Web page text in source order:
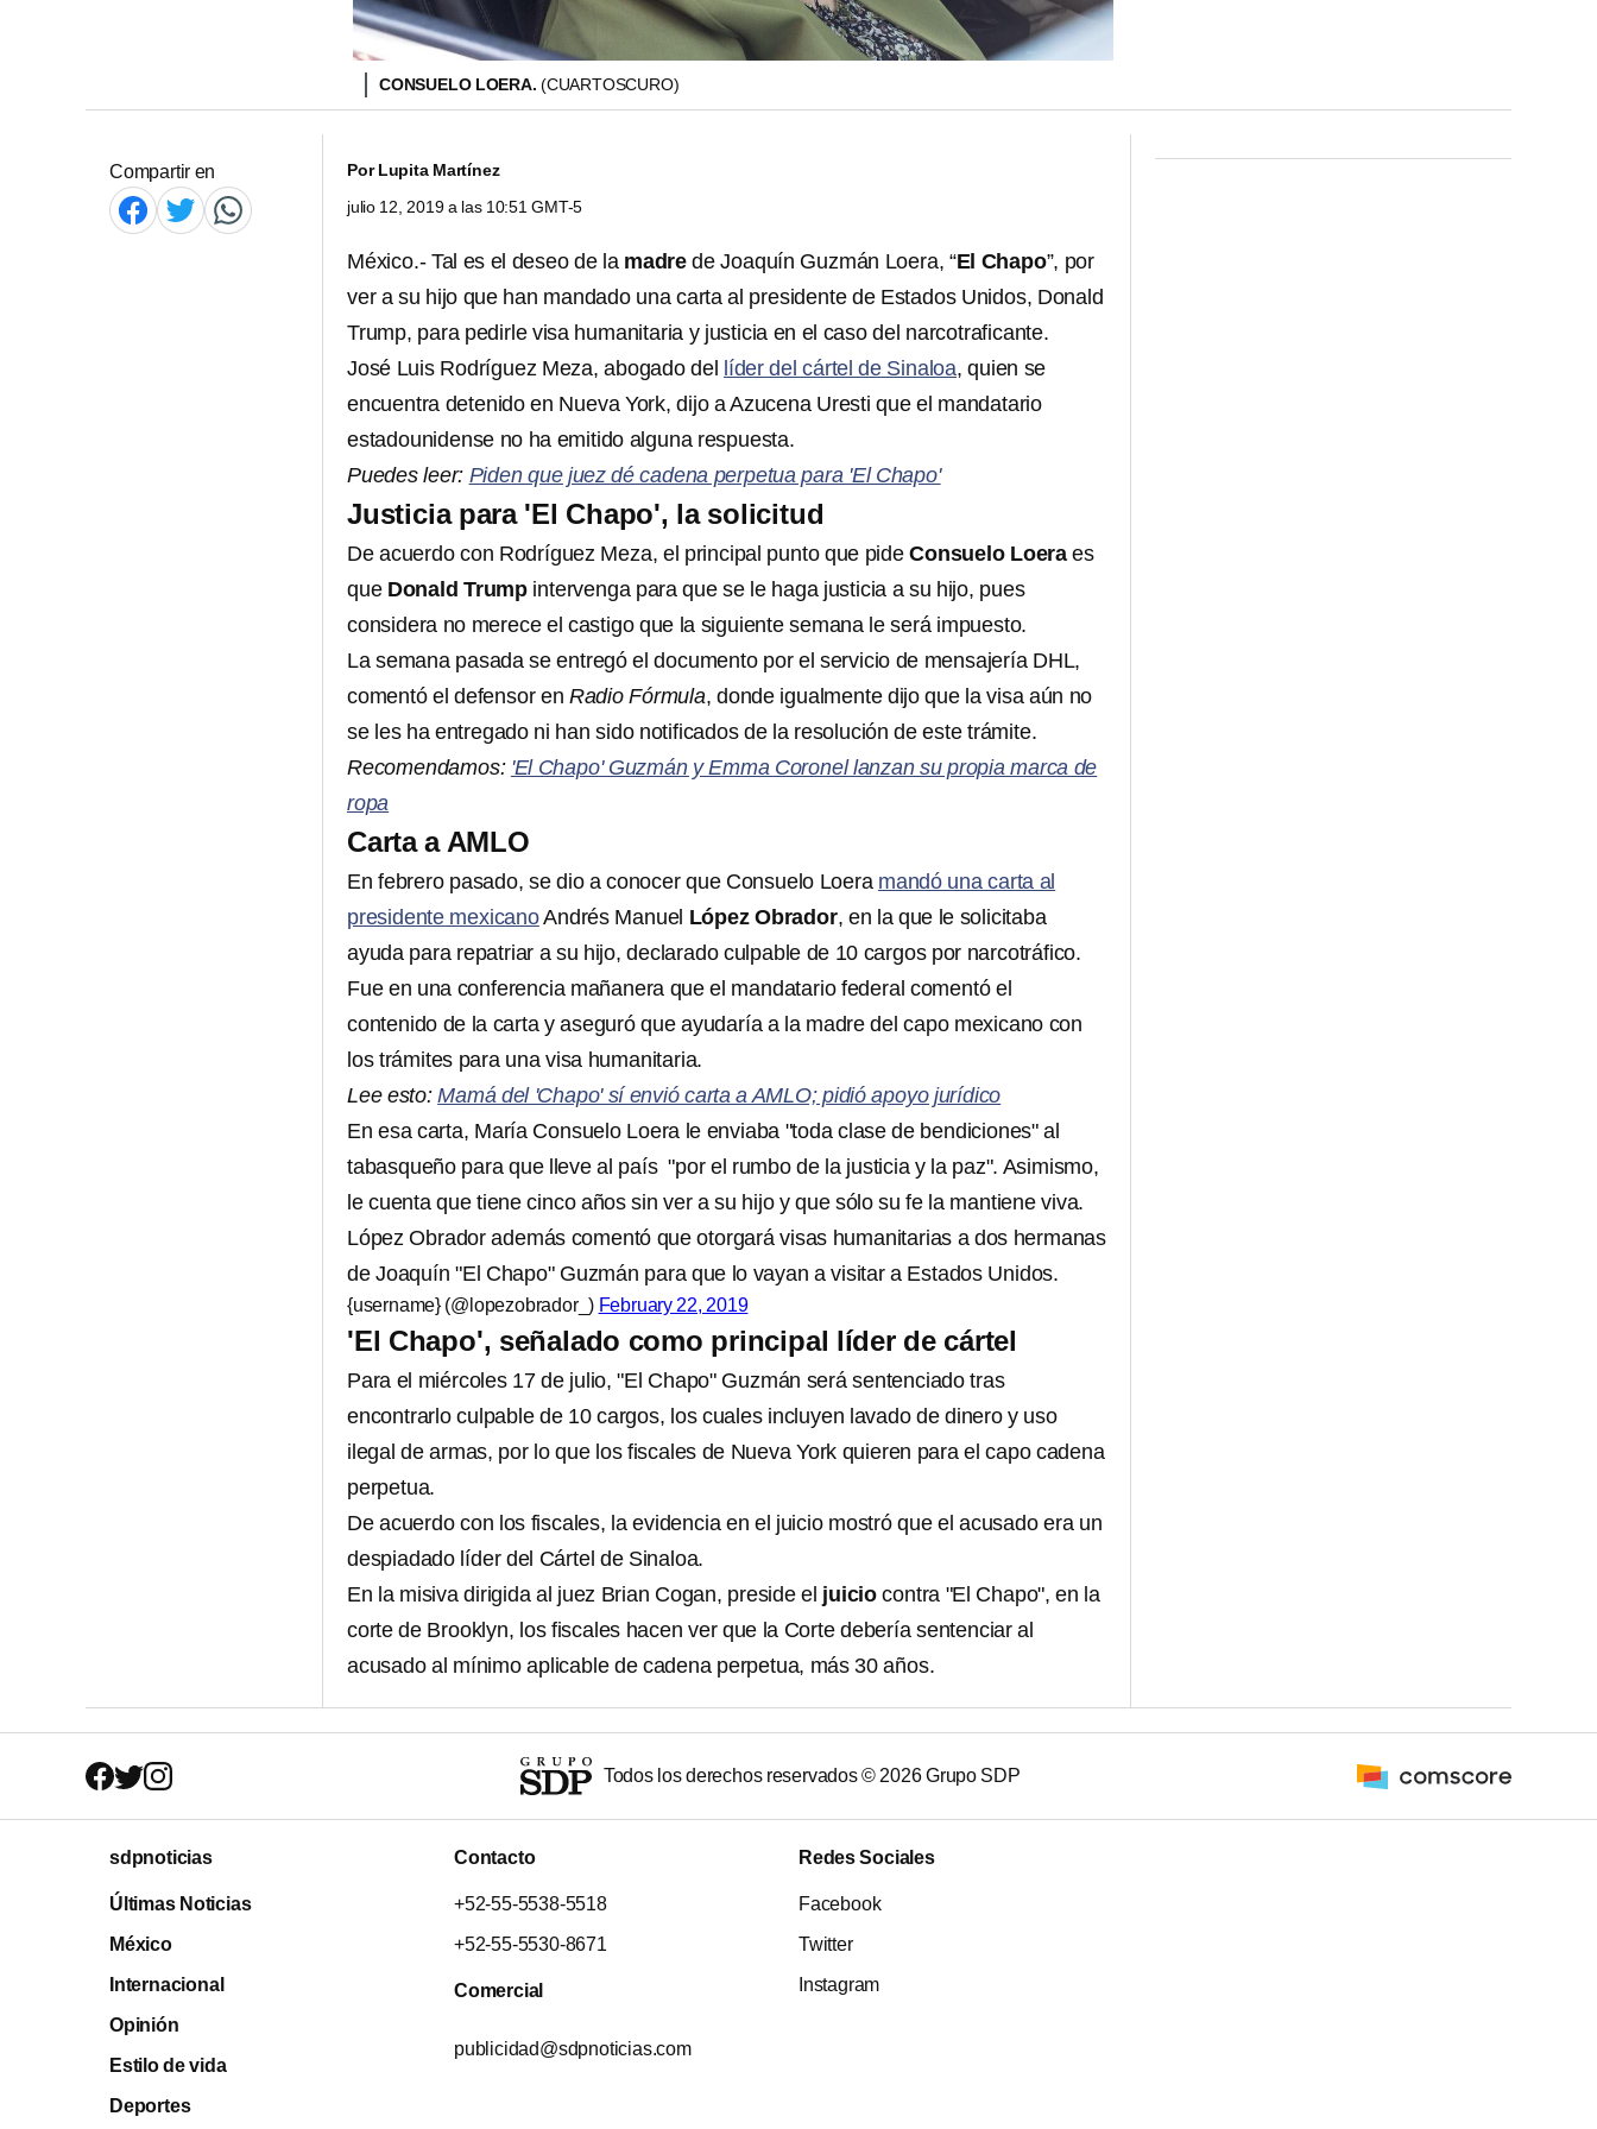
CONSUELO LOERA. (CUARTOSCURO)
Compartir en PorLupita Martínez
julio 12, 2019 a las 10:51 GMT-5
México.- Tal es el deseo de la madre de Joaquín Guzmán Loera, “El Chapo”, por
ver a su hijo que han mandado una carta al presidente de Estados Unidos, Donald
Trump, para pedirle visa humanitaria y justicia en el caso del narcotraficante.
José Luis Rodríguez Meza, abogado del
líder del cártel de Sinaloa, quien se
encuentra detenido en Nueva York, dijo a Azucena Uresti que el mandatario
estadounidense no ha emitido alguna respuesta.
Puedes leer: Piden que juez dé cadena perpetua para 'El Chapo'
Justicia para 'El Chapo', la solicitud
De acuerdo con Rodríguez Meza, el principal punto que pideConsuelo Loeraes
que Donald Trump intervenga para que se le haga justicia a su hijo, pues
considera no merece el castigo que la siguiente semana le será impuesto.
La semana pasada se entregó el documento por el servicio de mensajería DHL,
comentó el defensor en Radio Fórmula, donde igualmente dijo que la visa aún no
se les ha entregado ni han sido notificados de la resolución de este trámite.
Recomendamos: 'El Chapo' Guzmán y Emma Coronel lanzan su propia marca de
ropa
Carta a AMLO
En febrero pasado, se dio a conocer que Consuelo Loera mandó una carta al
presidente mexicanoAndrés Manuel López Obrador, en la que le solicitaba
ayuda para repatriar a su hijo, declarado culpable de 10 cargos por narcotráfico.
Fue en una conferencia mañanera que el mandatario federal comentó el
contenido de la carta y aseguró que ayudaría a la madre del capo mexicano con
los trámites para una visa humanitaria.
Lee esto:Mamá del 'Chapo' sí envió carta a AMLO; pidió apoyo jurídico
En esa carta, María Consuelo Loera le enviaba "toda clase de bendiciones" al
tabasqueño para que lleve al país "por el rumbo de la justicia y la paz". Asimismo,
le cuenta que tiene cinco años sin ver a su hijo y que sólo su fe la mantiene viva.
López Obrador además comentó que otorgará visas humanitarias a dos hermanas
de Joaquín "El Chapo" Guzmán para que lo vayan a visitar a Estados Unidos.
{username} (@lopezobrador_) February 22, 2019
'El Chapo', señalado como principal líder de cártel
Para el miércoles 17 de julio, "El Chapo" Guzmán será sentenciado tras
encontrarlo culpable de 10 cargos, los cuales incluyen lavado de dinero y uso
ilegal de armas, por lo que los fiscales de Nueva York quieren para el capo cadena
perpetua.
De acuerdo con los fiscales, la evidencia en el juicio mostró que el acusado era un
despiadado líder del Cártel de Sinaloa.
En la misiva dirigida al juez Brian Cogan, preside el juicio contra "El Chapo", en la
corte de Brooklyn, los fiscales hacen ver que la Corte debería sentenciar al
acusado al mínimo aplicable de cadena perpetua, más 30 años.
Todos los derechos reservados © 2026Grupo SDP
sdpnoticias
Últimas Noticias
México
Internacional
Opinión
Estilo de vida
Deportes
Contacto
+52-55-5538-5518
+52-55-5530-8671
Comercial
publicidad@sdpnoticias.com
Redes Sociales
Facebook
Twitter
Instagram